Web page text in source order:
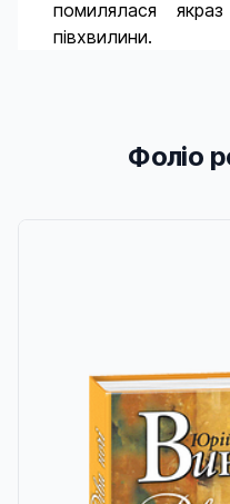
помилялася
півхвилини.
Фоліо